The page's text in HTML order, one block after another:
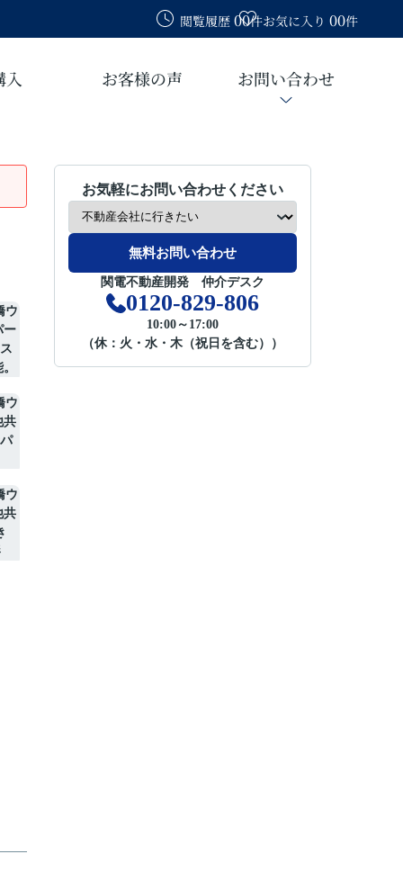
閲覧履歴 00件お気に入り 00件
入 お客様の声 お問い合わせ
お気軽にお問い合わせください
無料お問い合わせ
関電不動産開発 仲介デスク
0120-829-806
10:00～17:00
（休：火・水・木（祝日を含む））